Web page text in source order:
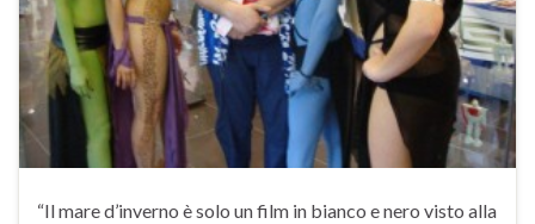
“Il mare d’inverno è solo un film in bianco e nero visto alla